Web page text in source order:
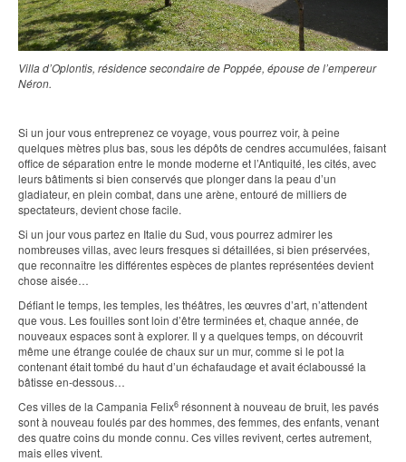
Villa d’Oplontis, résidence secondaire de Poppée, épouse de l’empereur
Néron.
Si un jour vous entreprenez ce voyage, vous pourrez voir, à peine
quelques mètres plus bas, sous les dépôts de cendres accumulées, faisant
office de séparation entre le monde moderne et l’Antiquité, les cités, avec
leurs bâtiments si bien conservés que plonger dans la peau d’un
gladiateur, en plein combat, dans une arène, entouré de milliers de
spectateurs, devient chose facile.
Si un jour vous partez en Italie du Sud, vous pourrez admirer les
nombreuses villas, avec leurs fresques si détaillées, si bien préservées,
que reconnaître les différentes espèces de plantes représentées devient
chose aisée…
Défiant le temps, les temples, les théâtres, les œuvres d’art, n’attendent
que vous. Les fouilles sont loin d’être terminées et, chaque année, de
nouveaux espaces sont à explorer. Il y a quelques temps, on découvrit
même une étrange coulée de chaux sur un mur, comme si le pot la
contenant était tombé du haut d’un échafaudage et avait éclaboussé la
bâtisse en-dessous…
Ces villes de la Campania Felix6 résonnent à nouveau de bruit, les pavés
sont à nouveau foulés par des hommes, des femmes, des enfants, venant
des quatre coins du monde connu. Ces villes revivent, certes autrement,
mais elles vivent.